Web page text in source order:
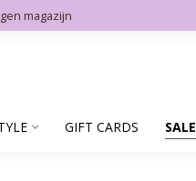
magazijn
GIFT CARDS SALE